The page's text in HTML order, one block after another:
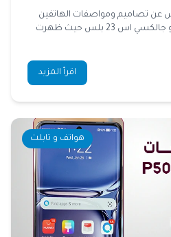
تصاميم ومواصفات الهاتفين
سامسونج جالكسي اس 23 و جالكسي اس 23 بلس حيث ظهرت
اقرأ المزيد
هواتف و تابلت